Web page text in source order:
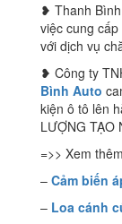
❥ Thanh
việc cung
với dịch vụ
❥ Công ty
Bình Auto
kiện ô tô lên
LƯỢNG TẠO
=>> Xem
– Cảm biến
– Loa cánh